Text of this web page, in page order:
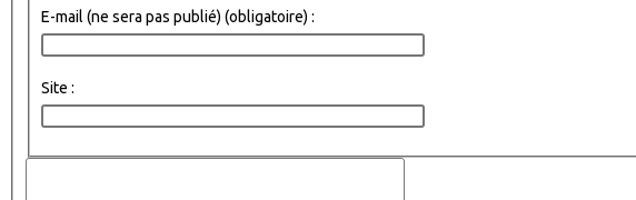
E-mail (ne sera pas publié) (obligatoire) :
Site :